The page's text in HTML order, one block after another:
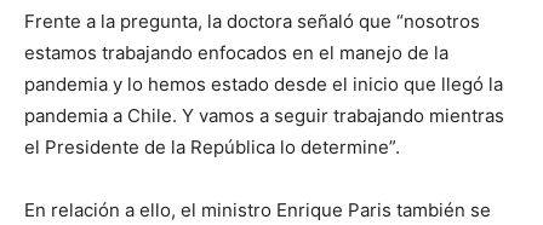
Frente a la pregunta, la doctora señaló que “nosotros
estamos trabajando enfocados en el manejo de la
pandemia y lo hemos estado desde el inicio que llegó la
pandemia a Chile. Y vamos a seguir trabajando mientras
el Presidente de la República lo determine”.
En relación a ello, el ministro Enrique Paris también se